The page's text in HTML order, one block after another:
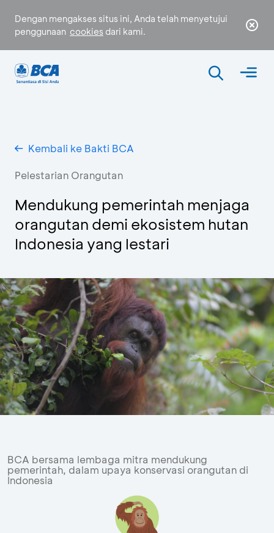
Dengan mengakses situs ini, Anda telah menyetujui
penggunaan cookies dari kami.
Kembali ke Bakti BCA
Pelestarian Orangutan
Mendukung pemerintah menjaga
orangutan demi ekosistem hutan
Indonesia yang lestari
BCA bersama lembaga mitra mendukung
pemerintah, dalam upaya konservasi orangutan di
Indonesia